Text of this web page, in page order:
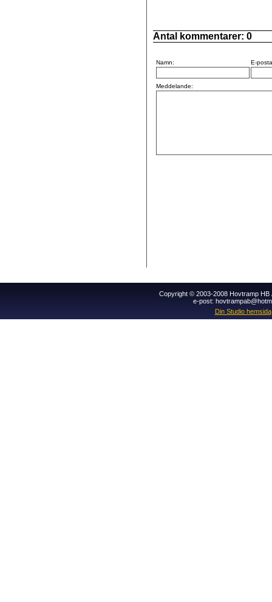
Antal kommentarer: 0
Namn: E-
Meddelande:
Copyright © 2003-2008 Hovtramp HB
e-post:
Din Studio hemsida